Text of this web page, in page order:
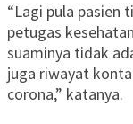
“Lagi pula pasien
petugas
suaminya tidak
juga riwayat
corona,” katanya.